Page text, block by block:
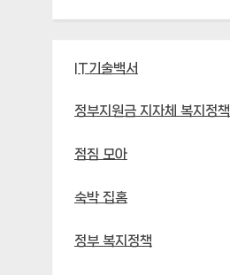
IT기술백서
정부지원금 지자체 복지정책
점짐 모아
숙박 집홈
정부 복지정책